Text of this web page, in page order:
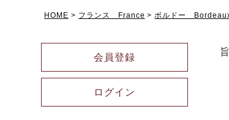
HOME フランス France ボルドー
会員登録
ログイン